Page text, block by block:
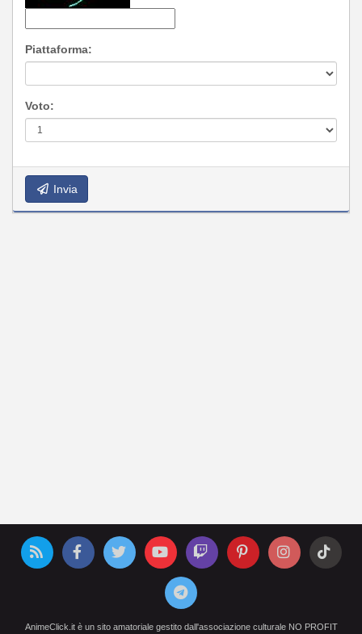
Piattaforma:
Voto:
Invia
AnimeClick.it è un sito amatoriale gestito dall'associazione culturale NO PROFIT